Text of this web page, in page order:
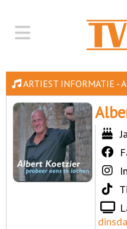
ARTIEST INFORMATIE -